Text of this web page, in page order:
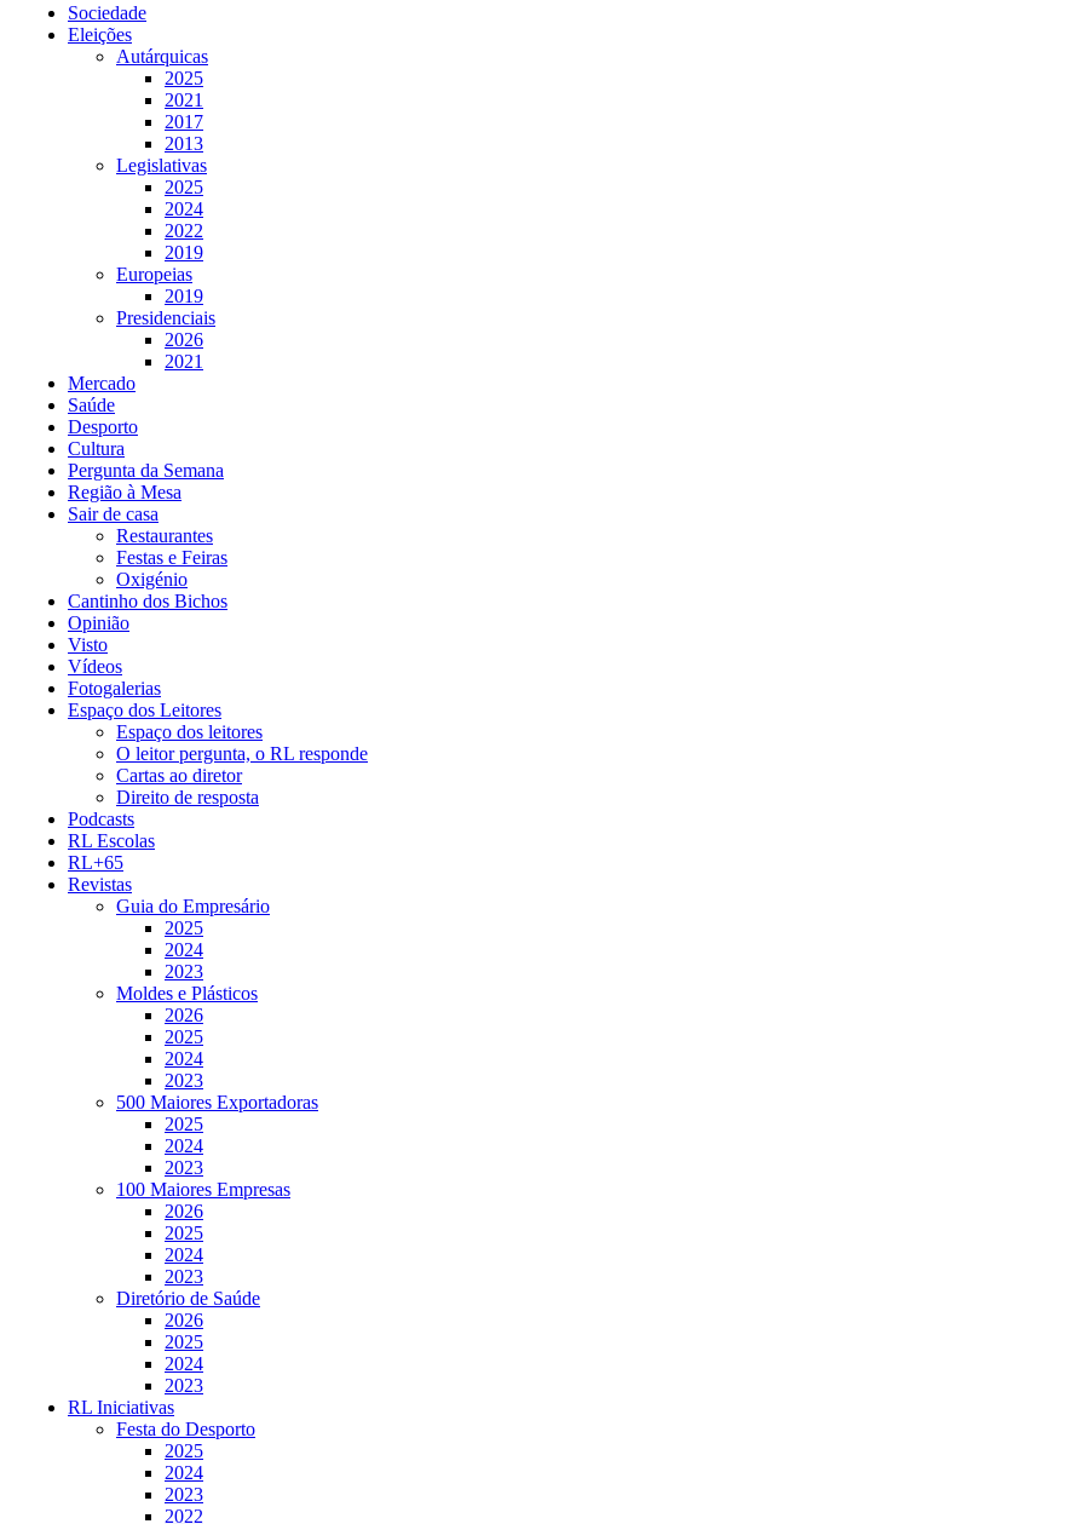
Sociedade
Eleições
Autárquicas
2025
2021
2017
2013
Legislativas
2025
2024
2022
2019
Europeias
2019
Presidenciais
2026
2021
Mercado
Saúde
Desporto
Cultura
Pergunta da Semana
Região à Mesa
Sair de casa
Restaurantes
Festas e Feiras
Oxigénio
Cantinho dos Bichos
Opinião
Visto
Vídeos
Fotogalerias
Espaço dos Leitores
Espaço dos leitores
O leitor pergunta, o RL responde
Cartas ao diretor
Direito de resposta
Podcasts
RL Escolas
RL+65
Revistas
Guia do Empresário
2025
2024
2023
Moldes e Plásticos
2026
2025
2024
2023
500 Maiores Exportadoras
2025
2024
2023
100 Maiores Empresas
2026
2025
2024
2023
Diretório de Saúde
2026
2025
2024
2023
RL Iniciativas
Festa do Desporto
2025
2024
2023
2022